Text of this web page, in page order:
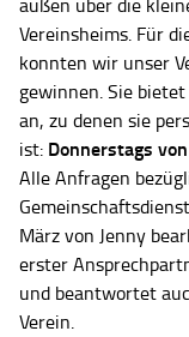
außen über die
Vereinsheims. Für
konnten wir unser
gewinnen. Sie
an, zu denen sie
ist: Donnerstags
Alle Anfragen
März von Jenny
erster
und beantwortet
Verein.